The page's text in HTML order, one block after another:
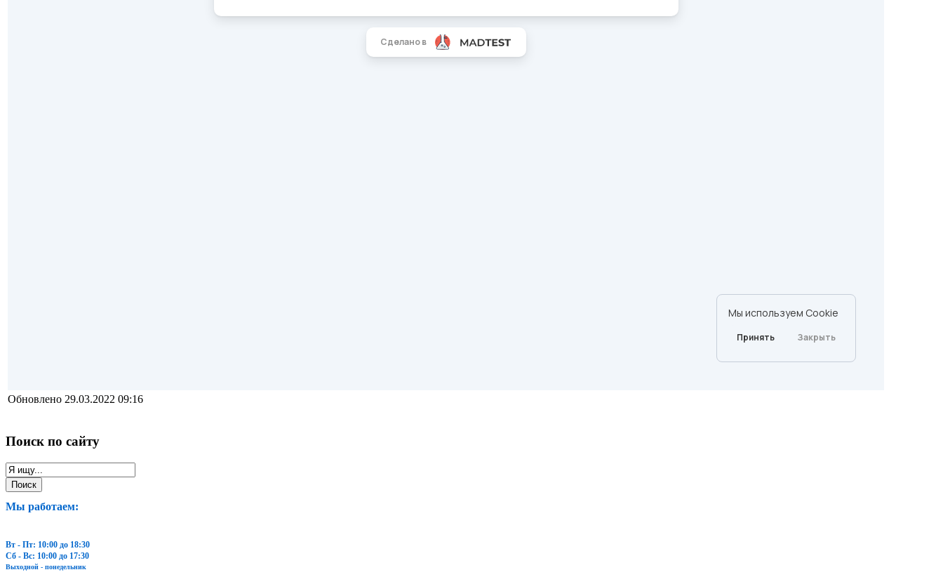
Обновлено 29.03.2022 09:16
Поиск по сайту
Мы работаем:
Вт - Пт: 10:00 до 18:30
Сб - Вс: 10:00 до 17:30
Выходной - понедельник